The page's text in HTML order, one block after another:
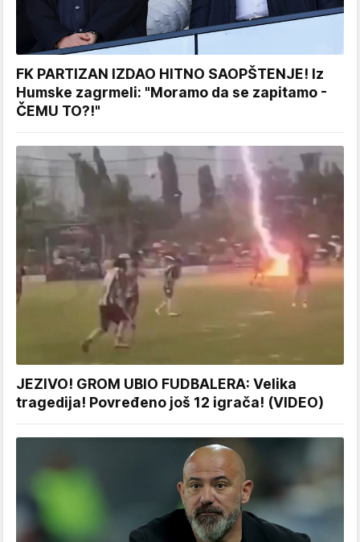
FK PARTIZAN IZDAO HITNO SAOPŠTENJE! Iz
Humske zagrmeli: "Moramo da se zapitamo -
ČEMU TO?!"
JEZIVO! GROM UBIO FUDBALERA: Velika
tragedija! Povređeno još 12 igrača! (VIDEO)